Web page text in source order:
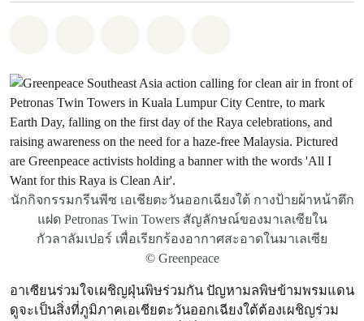
นักกิจกรรมกรีนพีซ เอเชียตะวันออกเฉียงใต้ กางป้ายผ้าหน้าตึก
แฝด Petronas Twin Towers สัญลักษณ์ของมาเลเซียใน
กัวลาลัมเปอร์ เพื่อเรียกร้องอากาศสะอาดในมาเลเซีย
© Greenpeace
อาเซียนร่วมใจเผชิญฝุ่นพิษร่วมกัน ปัญหามลพิษข้ามพรมแดน
ดูจะเป็นสิ่งที่ภูมิภาคเอเชียตะวันออกเฉียงใต้ต้องเผชิญร่วม